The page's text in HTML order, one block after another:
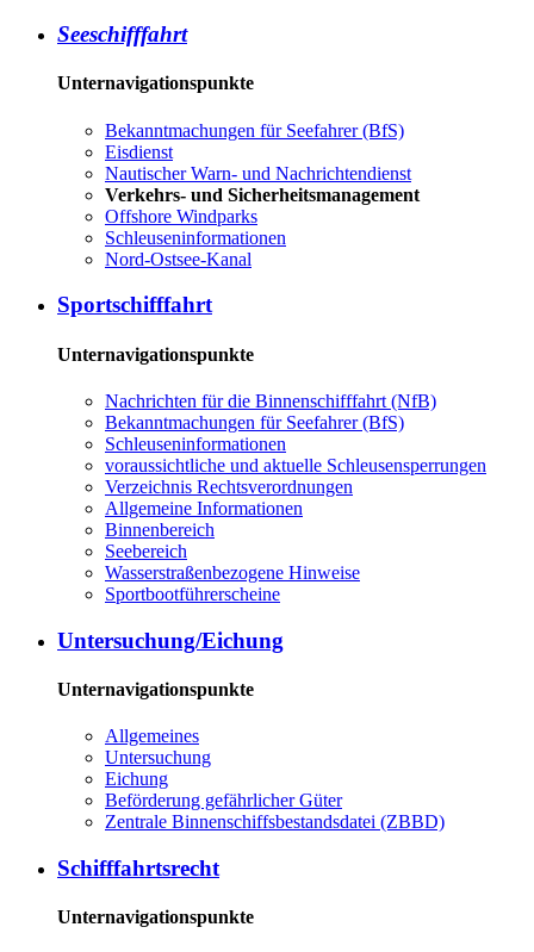
Seeschifffahrt
Unternavigationspunkte
Bekanntmachungen für Seefahrer (BfS)
Eisdienst
Nautischer Warn- und Nachrichtendienst
Verkehrs- und Sicherheitsmanagement
Offshore Windparks
Schleuseninformationen
Nord-Ostsee-Kanal
Sportschifffahrt
Unternavigationspunkte
Nachrichten für die Binnenschifffahrt (NfB)
Bekanntmachungen für Seefahrer (BfS)
Schleuseninformationen
voraussichtliche und aktuelle Schleusensperrungen
Verzeichnis Rechtsverordnungen
Allgemeine Informationen
Binnenbereich
Seebereich
Wasserstraßenbezogene Hinweise
Sportbootführerscheine
Untersuchung/Eichung
Unternavigationspunkte
Allgemeines
Untersuchung
Eichung
Beförderung gefährlicher Güter
Zentrale Binnenschiffsbestandsdatei (ZBBD)
Schifffahrtsrecht
Unternavigationspunkte